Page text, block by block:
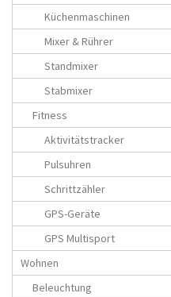
Küchenmaschinen
Mixer & Rührer
Standmixer
Stabmixer
Fitness
Aktivitätstracker
Pulsuhren
Schrittzähler
GPS-Geräte
GPS Multisport
Wohnen
Beleuchtung